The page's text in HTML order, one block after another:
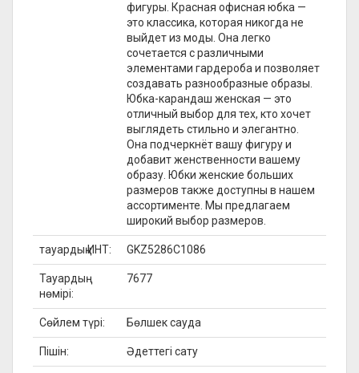
фигуры. Красная офисная юбка —
это классика, которая никогда не
выйдет из моды. Она легко
сочетается с различными
элементами гардероба и позволяет
создавать разнообразные образы.
Юбка-карандаш женская — это
отличный выбор для тех, кто хочет
выглядеть стильно и элегантно.
Она подчеркнёт вашу фигуру и
добавит женственности вашему
образу. Юбки женские больших
размеров также доступны в нашем
ассортименте. Мы предлагаем
широкий выбор размеров.
тауардың ИНТ: GKZ5286C1086
Тауардың
нөмірі:
7677
Сөйлем түрі: Бөлшек сауда
Пішін: Әдеттегі сату